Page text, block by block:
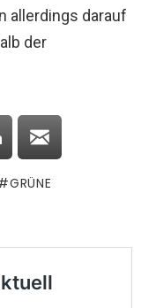
allerdings darauf
der
GRÜNE